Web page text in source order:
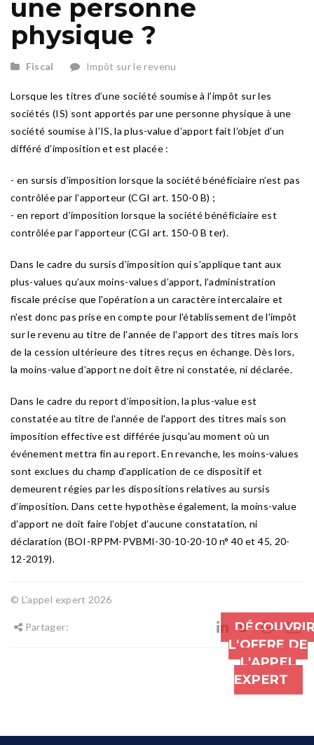
une personne
physique ?
Fiscal Impôt sur le revenu
Lorsque les titres d’une société soumise à l’impôt sur les
sociétés (IS) sont apportés par une personne physique à une
société soumise à l’IS, la plus-value d’apport fait l’objet d’un
différé d’imposition et est placée :
- en sursis d’imposition lorsque la société bénéficiaire n’est pas
contrôlée par l’apporteur (CGI art. 150-0 B) ;
- en report d’imposition lorsque la société bénéficiaire est
contrôlée par l’apporteur (CGI art. 150-0 B ter).
Dans le cadre du sursis d’imposition qui s’applique tant aux
plus-values qu’aux moins-values d’apport, l’administration
fiscale précise que l'opération a un caractère intercalaire et
n'est donc pas prise en compte pour l'établissement de l'impôt
sur le revenu au titre de l'année de l'apport des titres mais lors
de la cession ultérieure des titres reçus en échange. Dès lors,
la moins-value d’apport ne doit être ni constatée, ni déclarée.
Dans le cadre du report d’imposition, la plus-value est
constatée au titre de l'année de l'apport des titres mais son
imposition effective est différée jusqu'au moment où un
événement mettra fin au report. En revanche, les moins-values
sont exclues du champ d’application de ce dispositif et
demeurent régies par les dispositions relatives au sursis
d’imposition. Dans cette hypothèse également, la moins-value
d’apport ne doit faire l’objet d’aucune constatation, ni
déclaration (BOI-RPPM-PVBMI-30-10-20-10 n° 40 et 45, 20-
12-2019).
© L'appel expert 2026
Partager:
L'OFFRE DE
L'APPEL
EXPERT